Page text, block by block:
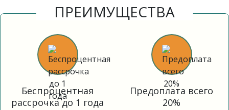
ПРЕИМУЩЕСТВА
Беспроцентная
рассрочка до 1 года
Предоплата всего
20%